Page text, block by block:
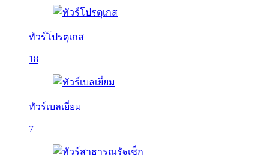
ทัวร์โปรตุเกส
18
ทัวร์เบลเยี่ยม
7